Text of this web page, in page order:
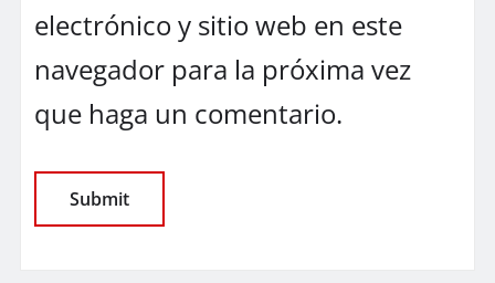
electrónico y sitio web en este
navegador para la próxima vez
que haga un comentario.